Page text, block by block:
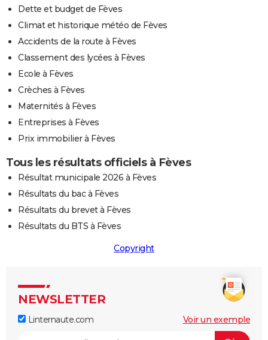
Dette et budget de Fèves
Climat et historique météo de Fèves
Accidents de la route à Fèves
Classement des lycées à Fèves
Ecole à Fèves
Crèches à Fèves
Maternités à Fèves
Entreprises à Fèves
Prix immobilier à Fèves
Tous les résultats officiels à Fèves
Résultat municipale 2026 à Fèves
Résultats du bac à Fèves
Résultats du brevet à Fèves
Résultats du BTS à Fèves
Copyright
NEWSLETTER
Linternaute.com Voir un exemple